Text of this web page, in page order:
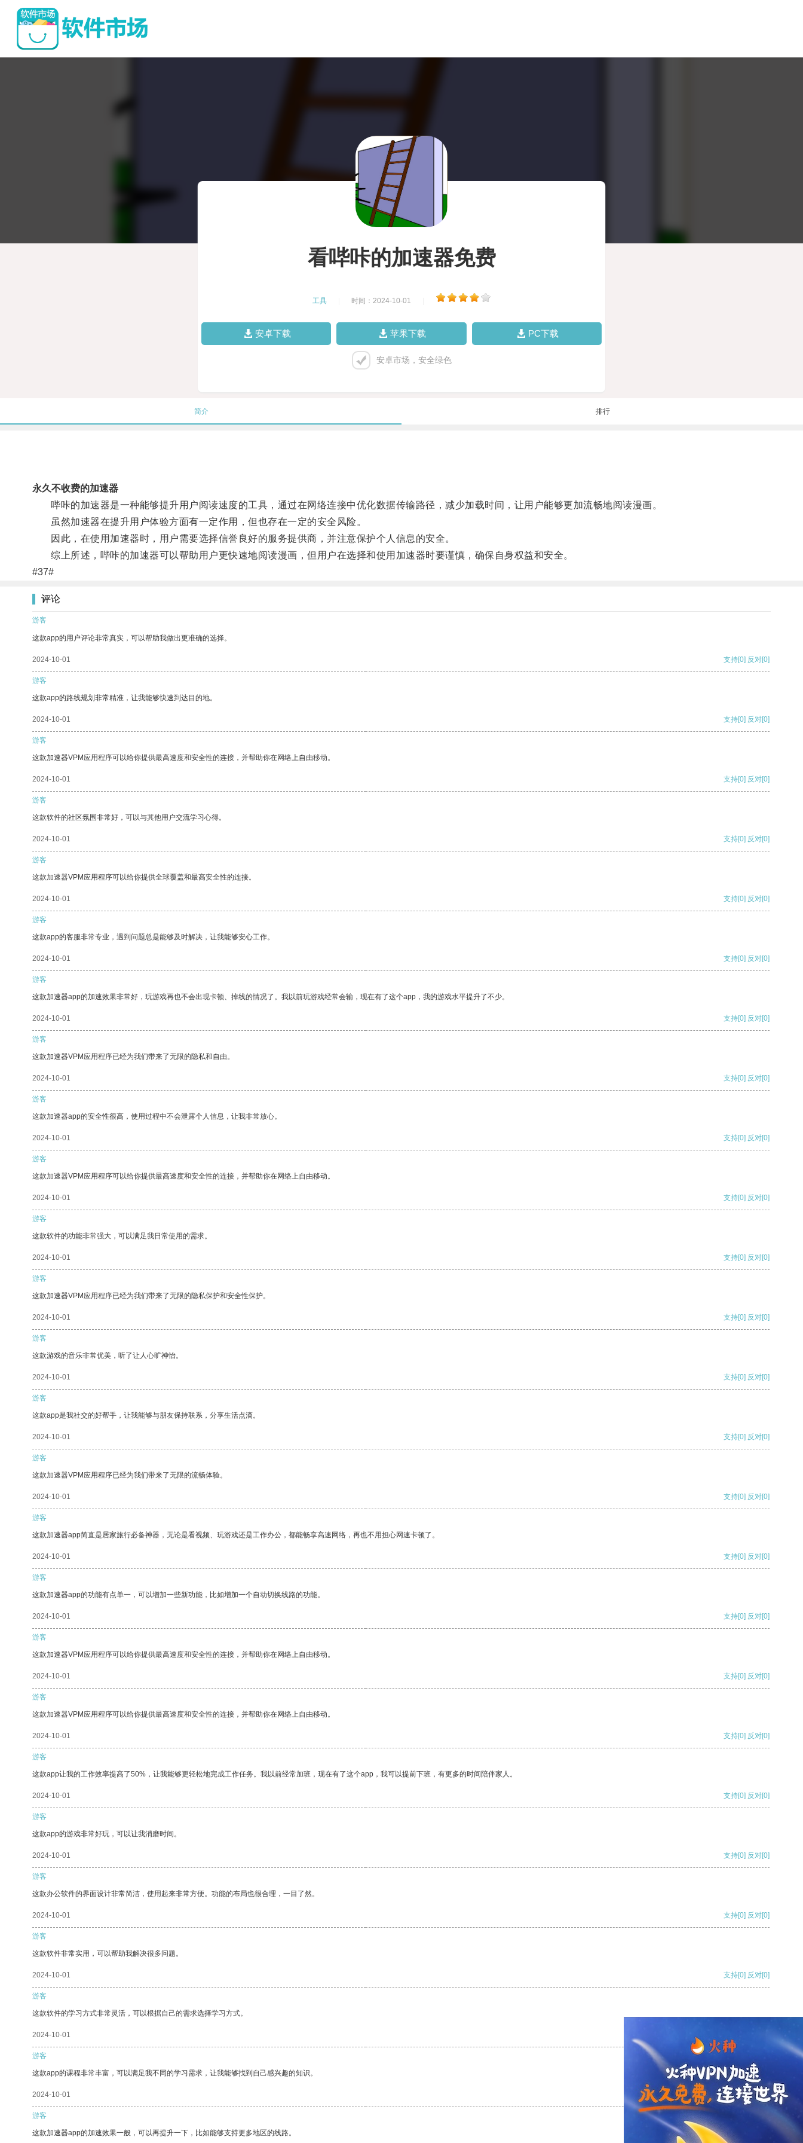
看哔咔的加速器免费
工具 时间：2024-10-01
安卓下载 苹果下载 PC下载
安卓市场，安全绿色
简介 排行
永久不收费的加速器
哔咔的加速器是一种能够提升用户阅读速度的工具，通过在网络连接中优化数据传输路径，减少加载时间，让用户能够更加流畅地阅读漫画。
虽然加速器在提升用户体验方面有一定作用，但也存在一定的安全风险。
因此，在使用加速器时，用户需要选择信誉良好的服务提供商，并注意保护个人信息的安全。
综上所述，哔咔的加速器可以帮助用户更快速地阅读漫画，但用户在选择和使用加速器时要谨慎，确保自身权益和安全。
#37#
评论
游客
这款app的用户评论非常真实，可以帮助我做出更准确的选择。
2024-10-01 支持[0] 反对[0]
游客
这款app的路线规划非常精准，让我能够快速到达目的地。
2024-10-01 支持[0] 反对[0]
游客
这款加速器VPM应用程序可以给你提供最高速度和安全性的连接，并帮助你在网络上自由移动。
2024-10-01 支持[0] 反对[0]
游客
这款软件的社区氛围非常好，可以与其他用户交流学习心得。
2024-10-01 支持[0] 反对[0]
游客
这款加速器VPM应用程序可以给你提供全球覆盖和最高安全性的连接。
2024-10-01 支持[0] 反对[0]
游客
这款app的客服非常专业，遇到问题总是能够及时解决，让我能够安心工作。
2024-10-01 支持[0] 反对[0]
游客
这款加速器app的加速效果非常好，玩游戏再也不会出现卡顿、掉线的情况了。我以前玩游戏经常会输，现在有了这个app，我的游戏水平提升了不少。
2024-10-01 支持[0] 反对[0]
游客
这款加速器VPM应用程序已经为我们带来了无限的隐私和自由。
2024-10-01 支持[0] 反对[0]
游客
这款加速器app的安全性很高，使用过程中不会泄露个人信息，让我非常放心。
2024-10-01 支持[0] 反对[0]
游客
这款加速器VPM应用程序可以给你提供最高速度和安全性的连接，并帮助你在网络上自由移动。
2024-10-01 支持[0] 反对[0]
游客
这款软件的功能非常强大，可以满足我日常使用的需求。
2024-10-01 支持[0] 反对[0]
游客
这款加速器VPM应用程序已经为我们带来了无限的隐私保护和安全性保护。
2024-10-01 支持[0] 反对[0]
游客
这款游戏的音乐非常优美，听了让人心旷神怡。
2024-10-01 支持[0] 反对[0]
游客
这款app是我社交的好帮手，让我能够与朋友保持联系，分享生活点滴。
2024-10-01 支持[0] 反对[0]
游客
这款加速器VPM应用程序已经为我们带来了无限的流畅体验。
2024-10-01 支持[0] 反对[0]
游客
这款加速器app简直是居家旅行必备神器，无论是看视频、玩游戏还是工作办公，都能畅享高速网络，再也不用担心网速卡顿了。
2024-10-01 支持[0] 反对[0]
游客
这款加速器app的功能有点单一，可以增加一些新功能，比如增加一个自动切换线路的功能。
2024-10-01 支持[0] 反对[0]
游客
这款加速器VPM应用程序可以给你提供最高速度和安全性的连接，并帮助你在网络上自由移动。
2024-10-01 支持[0] 反对[0]
游客
这款加速器VPM应用程序可以给你提供最高速度和安全性的连接，并帮助你在网络上自由移动。
2024-10-01 支持[0] 反对[0]
游客
这款app让我的工作效率提高了50%，让我能够更轻松地完成工作任务。我以前经常加班，现在有了这个app，我可以提前下班，有更多的时间陪伴家人。
2024-10-01 支持[0] 反对[0]
游客
这款app的游戏非常好玩，可以让我消磨时间。
2024-10-01 支持[0] 反对[0]
游客
这款办公软件的界面设计非常简洁，使用起来非常方便。功能的布局也很合理，一目了然。
2024-10-01 支持[0] 反对[0]
游客
这款软件非常实用，可以帮助我解决很多问题。
2024-10-01 支持[0] 反对[0]
游客
这款软件的学习方式非常灵活，可以根据自己的需求选择学习方式。
2024-10-01
游客
这款app的课程非常丰富，可以满足我不同的学习需求，让我能够找到自己感兴趣的知识。
2024-10-01 支持 [0] 反对[0]
游客
这款加速器app的加速效果一般，可以再提升一下，比如能够支持更多地区的线路。